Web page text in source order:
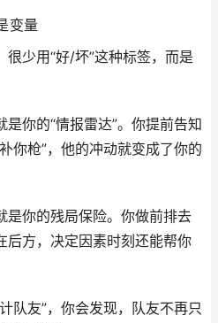
变量
少用“好/坏”这种标签，而是
你的“情报雷达”。你提前告知
你枪”，他的冲动就变成了你的
是你的残局保险。你做前排去
后方，决定因素时刻还能帮你
队友”，你会发现，队友不再只